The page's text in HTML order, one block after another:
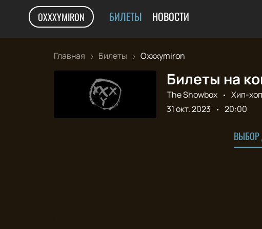
OXXXYMIRON БИЛЕТЫ НОВОСТИ
Главная Билеты Oxxxymiron
Билеты на
The Showbox Хип-хоп
31 окт. 2023
20:00
ВЫБОР